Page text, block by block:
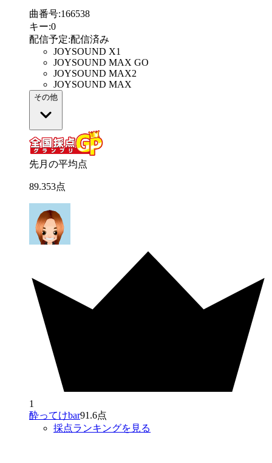
曲番号:166538
キー:0
配信予定:配信済み
JOYSOUND X1
JOYSOUND MAX GO
JOYSOUND MAX2
JOYSOUND MAX
その他
先月の平均点
89.353点
1
酔ってけbar91.6点
採点ランキングを見る